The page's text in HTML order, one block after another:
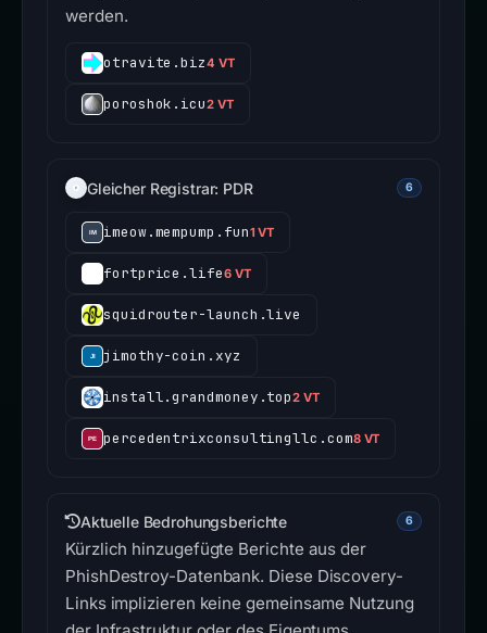
werden.
otravite.biz4 VT
poroshok.icu2 VT
Gleicher Registrar: PDR 6
imeow.mempump.fun1 VT
fortprice.life6 VT
squidrouter-launch.live
jimothy-coin.xyz
install.grandmoney.top2 VT
percedentrixconsultingllc.com8 VT
Aktuelle Bedrohungsberichte 6
Kürzlich hinzugefügte Berichte aus der
PhishDestroy-Datenbank. Diese Discovery-
Links implizieren keine gemeinsame Nutzung